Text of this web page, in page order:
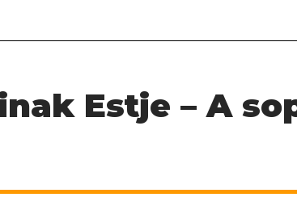
Estje – A